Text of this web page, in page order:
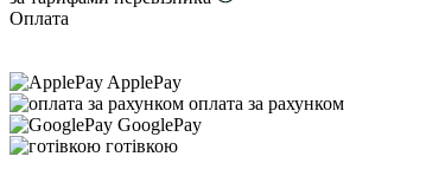
Оплата
ApplePay
оплата за рахунком
GooglePay
готівкою